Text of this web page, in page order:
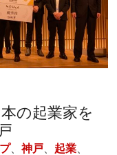
の起業家を
、神戸、 起業、